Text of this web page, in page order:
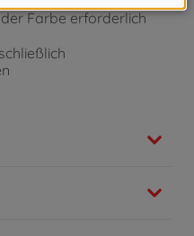
Farbe erforderlich